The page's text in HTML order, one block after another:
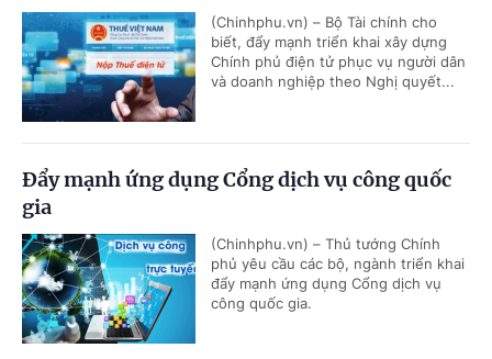
(Chinhphu.vn) – Bộ Tài chính cho
biết, đẩy mạnh triển khai xây dựng
Chính phủ điện tử phục vụ người dân
và doanh nghiệp theo Nghị quyết...
Đẩy mạnh ứng dụng Cổng dịch vụ công quốc
gia
(Chinhphu.vn) – Thủ tướng Chính
phủ yêu cầu các bộ, ngành triển khai
đẩy mạnh ứng dụng Cổng dịch vụ
công quốc gia.